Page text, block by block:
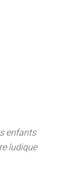
enfants
ludique